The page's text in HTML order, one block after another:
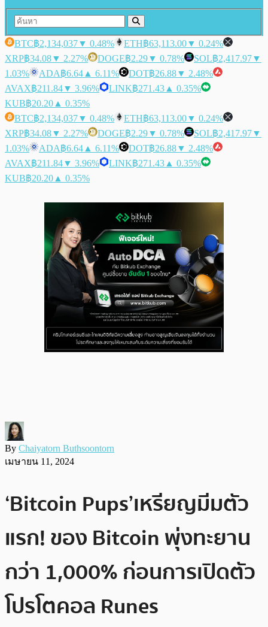
BTC฿2,134,037▼ 0.48% ETH฿63,113.00▼ 0.24%
XRP฿34.08▼ 2.27% DOGE฿2.29▼ 0.78% SOL฿2,417.97▼
1.03%
ADA฿6.64 ▲ 6.11% DOT฿26.88▼ 2.48%
AVAX฿211.84▼ 3.96% LINK฿271.43 ▲ 0.35%
KUB฿20.20 ▲ 0.35%
BTC฿2,134,037▼ 0.48% ETH฿63,113.00▼ 0.24%
XRP฿34.08▼ 2.27% DOGE฿2.29▼ 0.78% SOL฿2,417.97▼
1.03%
ADA฿6.64 ▲ 6.11% DOT฿26.88▼ 2.48%
AVAX฿211.84▼ 3.96% LINK฿271.43 ▲ 0.35%
KUB฿20.20 ▲ 0.35%
By Chaiyatorn Buthsoontorn
เมษายน 11, 2024
‘Bitcoin Pups’เหรียญมีมตัว
แรก! ของ Bitcoin พุ่งทะยาน
กว่า 1,000% ก่อนการเปิดตัว
โปรโตคอล Runes